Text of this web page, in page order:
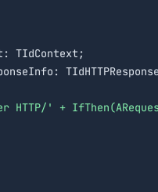
TIdContext;
HTTP/' +